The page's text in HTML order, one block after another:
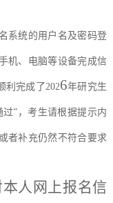
系统的用户名及密码登
机、电脑等设备完成信
利完成了2026年研究生
过”，考生请根据提示内
者补充仍然不符合要求
人网上报名信